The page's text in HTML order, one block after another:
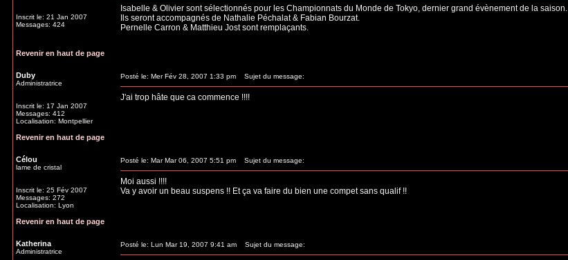
Inscrit le: 21 Jan 2007
Messages: 424
Isabelle & Olivier sont sélectionnés pour les Championnats du Monde de Tokyo, dernier grand évènement de la saison.
Ils seront accompagnés de Nathalie Péchalat & Fabian Bourzat.
Pernelle Carron & Matthieu Jost sont remplaçants.
Revenir en haut de page
Duby
Administratrice
Inscrit le: 17 Jan 2007
Messages: 412
Localisation: Montpellier
Posté le: Mer Fév 28, 2007 1:33 pm Sujet du message:
J'ai trop hâte que ca commence !!!!
Revenir en haut de page
Célou
lame de cristal
Inscrit le: 25 Fév 2007
Messages: 272
Localisation: Lyon
Posté le: Mar Mar 06, 2007 5:51 pm Sujet du message:
Moi aussi !!!!
Va y avoir un beau suspens !! Et ça va faire du bien une compet sans qualif !!
Revenir en haut de page
Katherina
Administratrice
Posté le: Lun Mar 19, 2007 9:41 am Sujet du message: